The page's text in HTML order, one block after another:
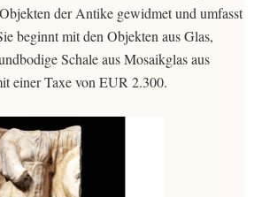
der Antike gewidmet und umfasst
beginnt mit den Objekten aus Glas,
Schale aus Mosaikglas aus
einer Taxe von EUR 2.300.